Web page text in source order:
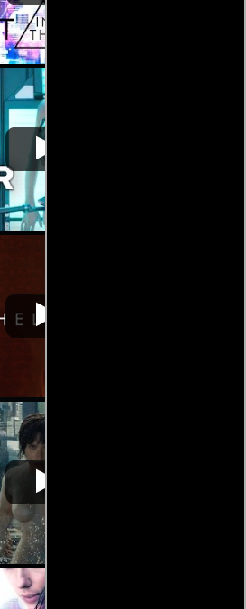
Video de la película La vigilante
del futuro: Ghost in the Shell
Video de la película La vigilante
del futuro: Ghost in the Shell
Video de la película La vigilante
del futuro: Ghost in the Shell